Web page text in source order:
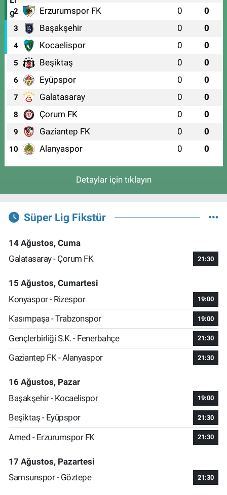
2 Erzurumspor FK 0 0
3 Başakşehir 0 0
4 Kocaelispor 0 0
5 Beşiktaş 0 0
6 Eyüpspor 0 0
7 Galatasaray 0 0
8 Çorum FK 0 0
9 Gaziantep FK 0 0
10 Alanyaspor 0 0
Detaylar için tıklayın
Süper Lig Fikstür
14 Ağustos, Cuma
Galatasaray - Çorum FK
21:30
15 Ağustos, Cumartesi
Konyaspor - Rizespor
19:00
Kasımpaşa - Trabzonspor 19:00
Gençlerbirliği S.K. - Fenerbahçe 21:30
Gaziantep FK - Alanyaspor 21:30
16 Ağustos, Pazar
Başakşehir - Kocaelispor
19:00
Beşiktaş - Eyüpspor 21:30
Amed - Erzurumspor FK 21:30
17 Ağustos, Pazartesi
Samsunspor - Göztepe
21:30